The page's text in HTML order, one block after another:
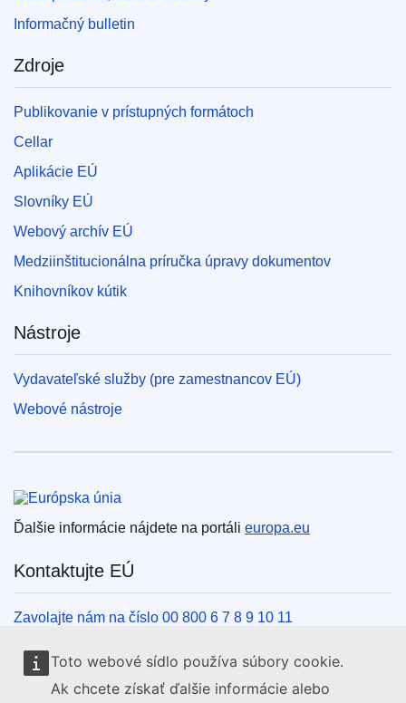
Toto webové sídlo používa súbory cookie.
Ak chcete získať ďalšie informácie alebo
Informačný bulletin
Zdroje
Publikovanie v prístupných formátoch
Cellar
Aplikácie EÚ
Slovníky EÚ
Webový archív EÚ
Medziinštitucionálna príručka úpravy dokumentov
Knihovníkov kútik
Nástroje
Vydavateľské služby (pre zamestnancov EÚ)
Webové nástroje
Ďalšie informácie nájdete na portáli europa.eu
Kontaktujte EÚ
Zavolajte nám na číslo 00 800 6 7 8 9 10 11
Iné spôsoby, ako nás kontaktovať telefonicky
Napíšte nám cez kontaktný formulár